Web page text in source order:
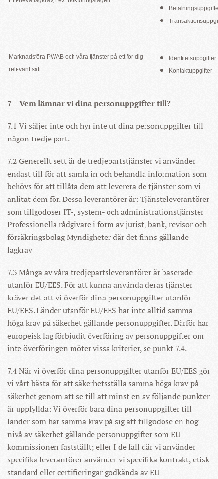
Marknadsföra PWAB och våra tjänster på ett för dig
relevant sätt
Identitetsuppgifter
Kontaktuppgifter
7 – Vem lämnar vi dina personuppgifter till?
7.1 Vi säljer inte och hyr inte ut dina personuppgifter till
någon tredje part.
7.2 Generellt sett är de tredjepartstjänster vi använder
endast till för att samla in och behandla information som
behövs för att tillåta dem att leverera de tjänster som vi
anlitat dem för. Dessa leverantörer är: Tjänsteleverantörer
som tillgodoser IT-, system- och administrationstjänster
Professionella rådgivare i form av jurist, bank, revisor och
försäkringsbolag Myndigheter där det finns gällande
lagkrav
7.3 Många av våra tredjepartsleverantörer är baserade
utanför EU/EES. För att kunna använda deras tjänster
kräver det att vi överför dina personuppgifter utanför
EU/EES. Länder utanför EU/EES har inte alltid samma
höga krav på säkerhet gällande personuppgifter. Därför har
europeisk lag förbjudit överföring av personuppgifter om
inte överföringen möter vissa kriterier, se punkt 7.4.
7.4 När vi överför dina personuppgifter utanför EU/EES gör
vi vårt bästa för att säkerhetsställa samma höga krav på
säkerhet genom att se till att minst en av följande punkter
är uppfyllda: Vi överför bara dina personuppgifter till
länder som har samma krav på sig att tillgodose en hög
nivå av säkerhet gällande personuppgifter som EU-
kommissionen fastställt; eller I de fall där vi använder
specifika leverantörer använder vi specifika kontrakt, etisk
standard eller certifieringar godkända av EU-